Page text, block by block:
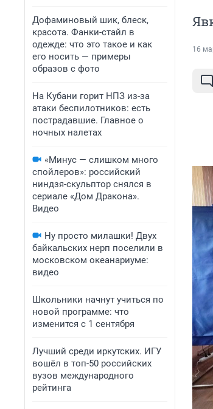
Дофаминовый шик, блеск,
красота. Фанки-стайл в
одежде: что это такое и как
его носить — примеры
образов с фото
На Кубани горит НПЗ из-за
атаки беспилотников: есть
пострадавшие. Главное о
ночных налетах
«Минус — слишком много
спойлеров»: российский
ниндзя-скульптор снялся в
сериале «Дом Дракона».
Видео
Ну просто милашки! Двух
байкальских нерп поселили в
московском океанариуме:
видео
Школьники начнут учиться по
новой программе: что
изменится с 1 сентября
Лучший среди иркутских. ИГУ
вошёл в топ-50 российских
вузов международного
рейтинга
16